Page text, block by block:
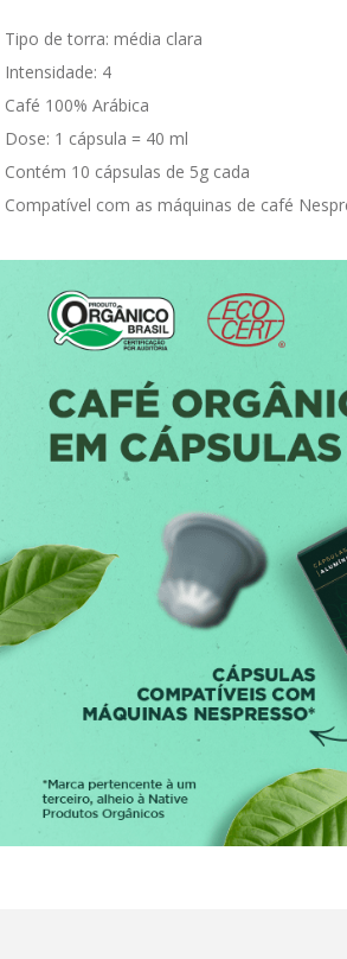
Tipo de torra: média clara
Intensidade: 4
Café 100% Arábica
Dose: 1 cápsula = 40 ml
Contém 10 cápsulas de 5g cada
Compatível com as máquinas de café